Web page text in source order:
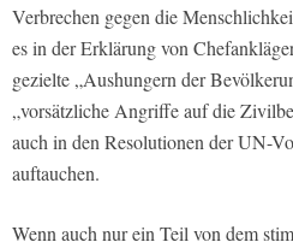
Verbrechen gegen die
es in der Erklärung von
gezielte „Aushungern der
„vorsätzliche Angriffe auf die
auch in den Resolutionen der UN-
auftauchen.
Wenn auch nur ein Teil von dem